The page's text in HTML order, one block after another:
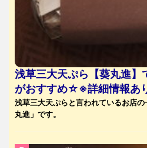
浅草三大天ぷら【葵丸進】
がおすすめ☆※詳細情報あ
浅草三大天ぷらと言われているお店
丸進」です。